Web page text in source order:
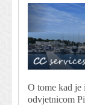
O tome kad je
odvjetnicom